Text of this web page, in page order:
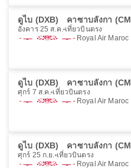
ดูไบ (DXB) คาซาบลังกา
อังคาร 25 ส.ค. เที่ยวบินตรง
Royal Air Maroc
ดูไบ (DXB) คาซาบลังกา
ศุกร์ 7 ส.ค. เที่ยวบินตรง
Royal Air Maroc
ดูไบ (DXB) คาซาบลังกา
ศุกร์ 25 ก.ย. เที่ยวบินตรง
Royal Air Maroc